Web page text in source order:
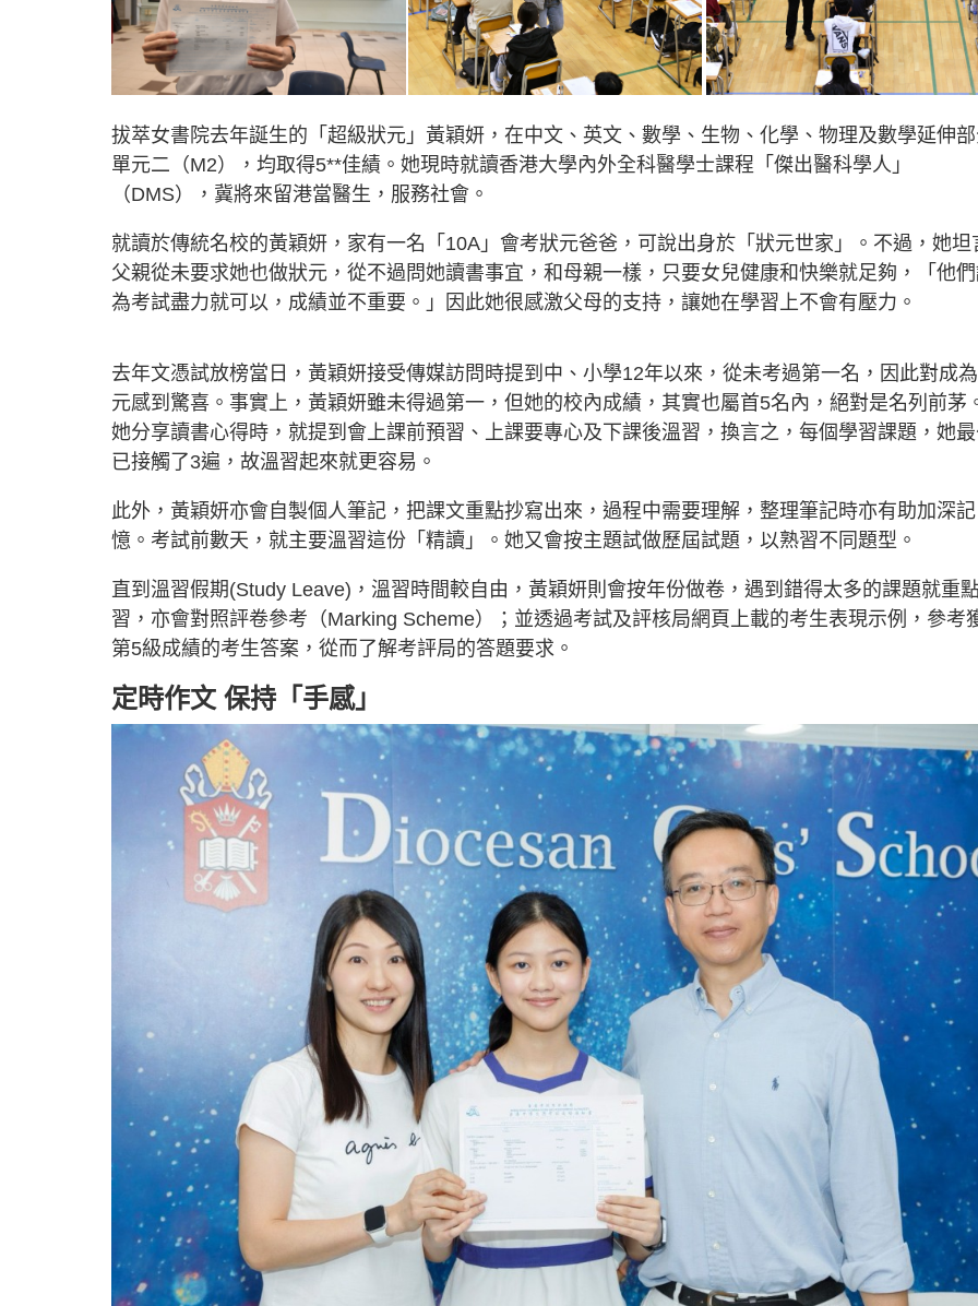
拔萃女書院去年誕生的「超級狀元」黃穎妍，在中文、英文、數學、生物、化學、物理及數學延伸
單元二（M2），均取得5**佳績。她現時就讀香港大學內外全科醫學士課程「傑出醫科學人」
（DMS），冀將來留港當醫生，服務社會。
就讀於傳統名校的黃穎妍，家有一名「10A」會考狀元爸爸，可說出身於「狀元世家」。不過，她坦
父親從未要求她也做狀元，從不過問她讀書事宜，和母親一樣，只要女兒健康和快樂就足夠，「他
為考試盡力就可以，成績並不重要。」因此她很感激父母的支持，讓她在學習上不會有壓力。
去年文憑試放榜當日，黃穎妍接受傳媒訪問時提到中、小學12年以來，從未考過第一名，因此對成
元感到驚喜。事實上，黃穎妍雖未得過第一，但她的校內成績，其實也屬首5名內，絕對是名列前茅
她分享讀書心得時，就提到會上課前預習、上課要專心及下課後溫習，換言之，每個學習課題，她
已接觸了3遍，故溫習起來就更容易。
此外，黃穎妍亦會自製個人筆記，把課文重點抄寫出來，過程中需要理解，整理筆記時亦有助加深記
憶。考試前數天，就主要溫習這份「精讀」。她又會按主題試做歷屆試題，以熟習不同題型。
直到溫習假期(Study Leave)，溫習時間較自由，黃穎妍則會按年份做卷，遇到錯得太多的課題就重
習，亦會對照評卷參考（Marking Scheme）；並透過考試及評核局網頁上載的考生表現示例，參考
第5級成績的考生答案，從而了解考評局的答題要求。
定時作文 保持「手感」